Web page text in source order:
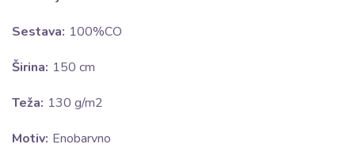
Sestava: 100%CO
Širina: 150 cm
Teža: 130 g/m2
Motiv: Enobarvno